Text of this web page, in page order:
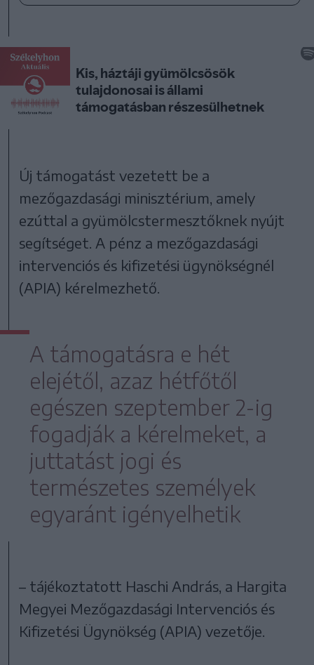
Új támogatást vezetett be a
mezőgazdasági minisztérium, amely
ezúttal a gyümölcstermesztőknek nyújt
segítséget. A pénz a mezőgazdasági
intervenciós és kifizetési ügynökségnél
(APIA) kérelmezhető.
A támogatásra e hét
elejétől, azaz hétfőtől
egészen szeptember 2-ig
fogadják a kérelmeket, a
juttatást jogi és
természetes személyek
egyaránt igényelhetik
– tájékoztatott Haschi András, a Hargita
Megyei Mezőgazdasági Intervenciós és
Kifizetési Ügynökség (APIA) vezetője.